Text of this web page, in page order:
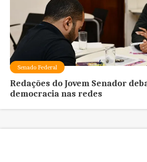
Senado Federal
Redações do Jovem Senador
democracia nas redes